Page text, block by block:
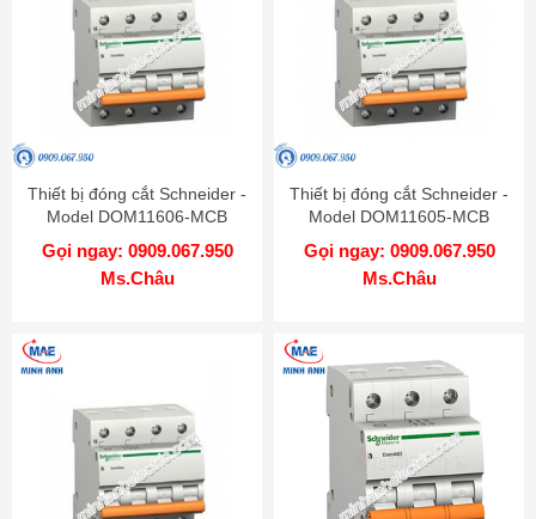
Thiết bị đóng cắt Schneider -
Model DOM11606-MCB
Gọi ngay: 0909.067.950
Ms.Châu
Thiết bị đóng cắt Schneider -
Model DOM11605-MCB
Gọi ngay: 0909.067.950
Ms.Châu